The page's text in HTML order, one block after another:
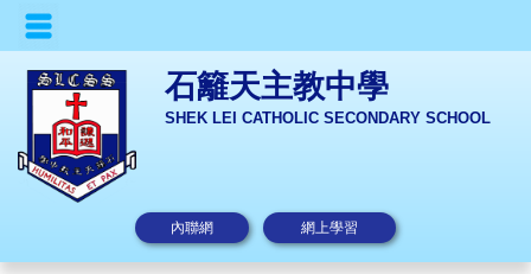
石籬天主教中學
SHEK LEI CATHOLIC SECONDARY SCHOOL
內聯網 網上學習